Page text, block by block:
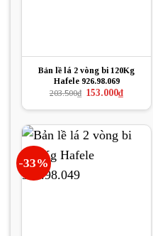
Bản lề lá 2 vòng bi 120Kg
Hafele 926.98.069
203.500₫ Giá
là:
153.000₫Giá
hiện
tại
153.000₫.
-33%